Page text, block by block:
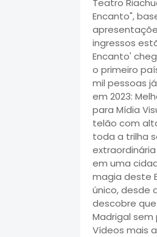
Teatro
Encanto",
ingressos
Encanto'
o primeiro
mil pessoas
em 2023:
para Mídia
telão com
toda a trilha
em uma
magia deste
único, desde
descobre
Madrigal
Vídeos mais